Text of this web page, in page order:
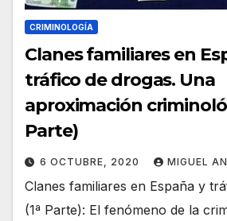
CRIMINOLOGÍA
Clanes familiares en
tráfico de drogas. Una
aproximación
Parte)
6 OCTUBRE, 2020 MIGUEL
Clanes familiares en España y
(1ª Parte): El fenómeno de la